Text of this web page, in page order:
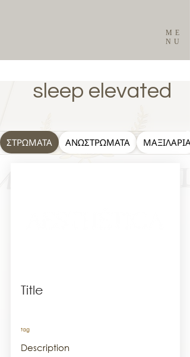
ME
NU
sleep elevated
ΣΤΡΩΜΑΤΑ ΑΝΩΣΤΡΩΜΑΤΑ ΜΑΞΙΛΑΡΙΑ
Title
tag
Description